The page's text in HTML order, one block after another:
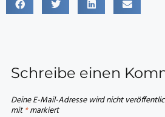
Schreibe einen
Deine E-Mail-Adresse wird nicht
mit*markiert